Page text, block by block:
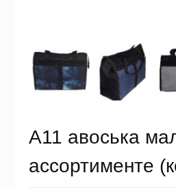
А11 авоська
ассортименте